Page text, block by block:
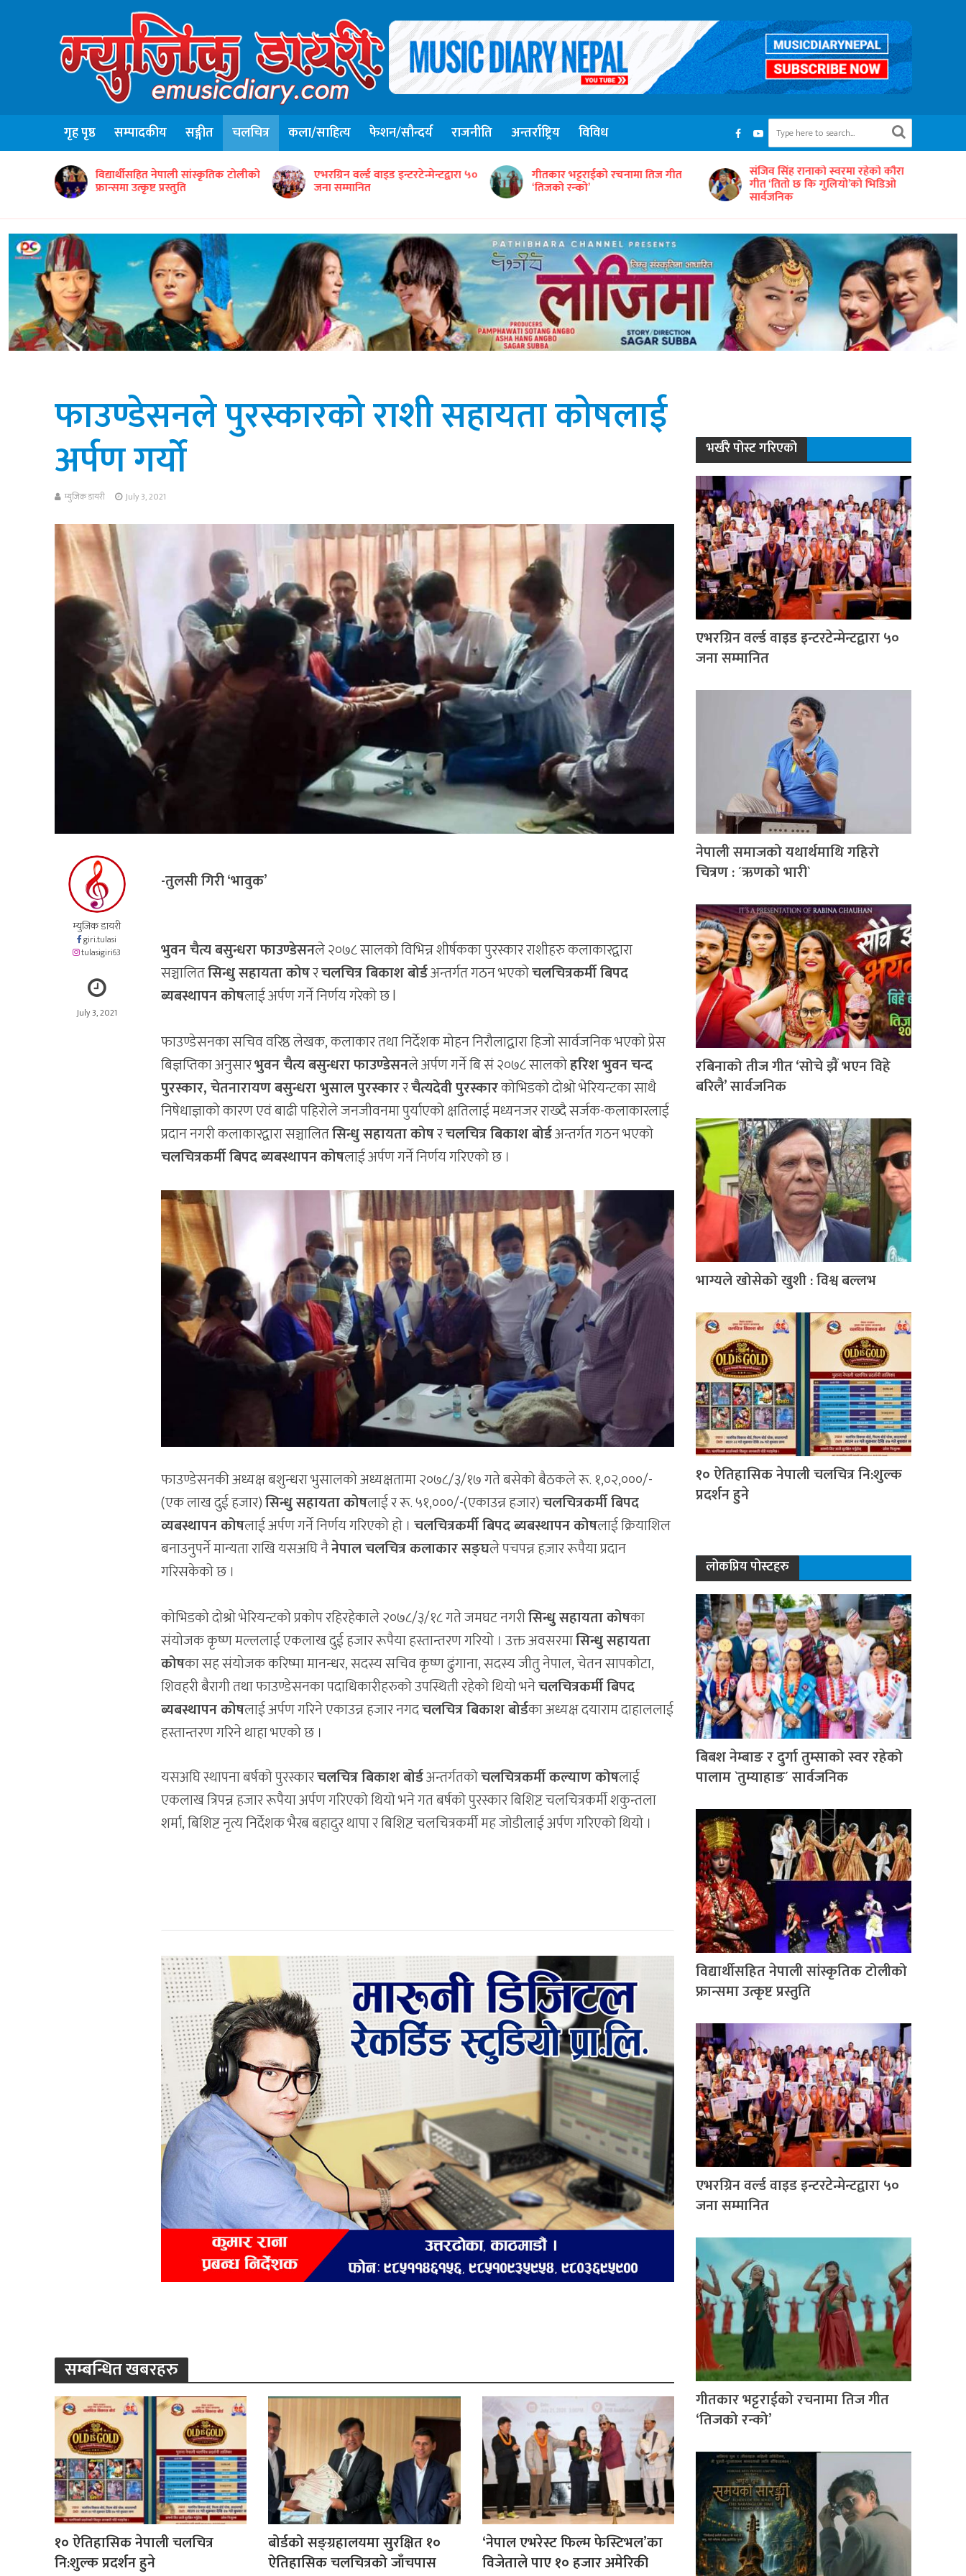
गृह पृष्ठ सम्पादकीय सङ्गीत चलचित्र कला/साहित्य फेशन/सौन्दर्य राजनीति अन्तर्राष्ट्रिय विविध
एभरग्रिन वर्ल्ड वाइड इन्टरटेन्मेन्टद्वारा ५०
जना सम्मानित
गीतकार भट्टराईको रचनामा तिज गीत
‘तिजको रन्को’
संजिव सिंह रानाको स्वरमा रहेको कौरा
गीत ‘तितो छ कि गुलियो’को भिडिओ
सार्वजनिक
‘समयको धुनः अधुरो सारङ्गी’ छायाङ्कनको
तयारीमा
फाउण्डेसनले पुरस्कारको राशी सहायता कोषलाई
अर्पण गर्यो
म्युजिक डायरी July 3, 2021
म्युजिक डायरी
giri.tulasi
tulasigiri63
July 3, 2021
-तुलसी गिरी ‘भावुक’
भुवन चैत्य बसुन्धरा फाउण्डेसनले २०७८ सालको विभिन्न शीर्षकका पुरस्कार राशीहरु कलाकारद्वारा
सञ्चालितसिन्धु सहायता कोषरचलचित्र बिकाश बोर्डअन्तर्गत गठन भएकोचलचित्रकर्मी बिपद
ब्यबस्थापन कोषलाई अर्पण गर्ने निर्णय गरेको छ l
फाउण्डेसनका सचिव वरिष्ठ लेखक, कलाकार तथा निर्देशक मोहन निरौलाद्वारा हिजो सार्वजनिक भएको प्रेस
बिज्ञप्तिका अनुसारभुवन चैत्य बसुन्धरा फाउण्डेसनले अर्पण गर्ने बि सं २०७८ सालकोहरिश भुवन चन्द
पुरस्कार, चेतनारायण बसुन्धरा भुसाल पुरस्काररचैत्यदेवी पुरस्कारकोभिडको दोश्रो भेरियन्टका साथै
निषेधाज्ञाको कारण एवं बाढी पहिरोले जनजीवनमा पुर्याएको क्षतिलाई मध्यनजर राख्दै सर्जक-कलाकारलाई
प्रदान नगरी कलाकारद्वारा सञ्चालितसिन्धु सहायता कोषरचलचित्र बिकाश बोर्डअन्तर्गत गठन भएको
चलचित्रकर्मी बिपद ब्यबस्थापन कोषलाई अर्पण गर्ने निर्णय गरिएको छ ।
फाउण्डेसनकी अध्यक्ष बशुन्धरा भुसालको अध्यक्षतामा २०७८/३/१७ गते बसेको बैठकले रू. १,०२,०००/-
(एक लाख दुई हजार)सिन्धु सहायता कोषलाई र रू. ५१,०००/-(एकाउन्न हजार)चलचित्रकर्मी बिपद
व्यबस्थापन कोषलाई अर्पण गर्ने निर्णय गरिएको हो ।चलचित्रकर्मी बिपद ब्यबस्थापन कोषलाई क्रियाशिल
बनाउनुपर्ने मान्यता राखि यसअघि नैनेपाल चलचित्र कलाकार सङ्घले पचपन्न हज़ार रूपैया प्रदान
गरिसकेको छ ।
कोभिडको दोश्रो भेरियन्टको प्रकोप रहिरहेकाले २०७८/३/१८ गते जमघट नगरीसिन्धु सहायता कोषका
संयोजक कृष्ण मल्ललाई एकलाख दुई हजार रूपैया हस्तान्तरण गरियो । उक्त अवसरमासिन्धु सहायता
कोषका सह संयोजक करिष्मा मानन्धर, सदस्य सचिव कृष्ण ढुंगाना, सदस्य जीतु नेपाल, चेतन सापकोटा,
शिवहरी बैरागी तथा फाउण्डेसनका पदाधिकारीहरुको उपस्थिती रहेको थियो भनेचलचित्रकर्मी बिपद
ब्यबस्थापन कोषलाई अर्पण गरिने एकाउन्न हजार नगदचलचित्र बिकाश बोर्डका अध्यक्ष दयाराम दाहाललाई
हस्तान्तरण गरिने थाहा भएको छ ।
यसअघि स्थापना बर्षको पुरस्कारचलचित्र बिकाश बोर्डअन्तर्गतकोचलचित्रकर्मी कल्याण कोषलाई
एकलाख त्रिपन्न हजार रूपैया अर्पण गरिएको थियो भने गत बर्षको पुरस्कार बिशिष्ट चलचित्रकर्मी शकुन्तला
शर्मा, बिशिष्ट नृत्य निर्देशक भैरब बहादुर थापा र बिशिष्ट चलचित्रकर्मी मह जोडीलाई अर्पण गरिएको थियो ।
सम्बन्धित खबरहरु
१० ऐतिहासिक नेपाली चलचित्र
नि:शुल्क प्रदर्शन हुने
बोर्डको सङ्ग्रहालयमा सुरक्षित १०
ऐतिहासिक चलचित्रको जाँचपास
‘नेपाल एभरेस्ट फिल्म फेस्टिभल’का
विजेताले पाए १० हजार अमेरिकी
भर्खरै पोस्ट गरिएको
एभरग्रिन वर्ल्ड वाइड इन्टरटेन्मेन्टद्वारा ५०
जना सम्मानित
नेपाली समाजको यथार्थमाथि गहिरो
चित्रण : ´ऋणको भारी`
रबिनाको तीज गीत ‘सोचे झैं भएन विहे
बरिलै’ सार्वजनिक
भाग्यले खोसेको खुशी : विश्व बल्लभ
१० ऐतिहासिक नेपाली चलचित्र नि:शुल्क
प्रदर्शन हुने
लोकप्रिय पोस्टहरु
बिबश नेम्बाङ र दुर्गा तुम्साको स्वर रहेको
पालाम `तुम्याहाङ´ सार्वजनिक
विद्यार्थीसहित नेपाली सांस्कृतिक टोलीको
फ्रान्समा उत्कृष्ट प्रस्तुति
एभरग्रिन वर्ल्ड वाइड इन्टरटेन्मेन्टद्वारा ५०
जना सम्मानित
गीतकार भट्टराईको रचनामा तिज गीत
‘तिजको रन्को’